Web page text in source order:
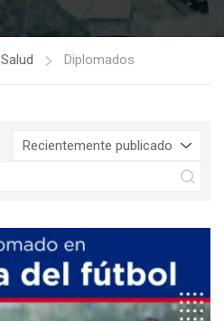
Salud Diplomados